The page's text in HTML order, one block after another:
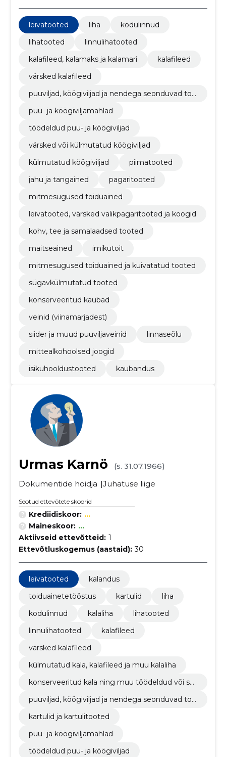
leivatooted liha
kodulinnud
lihatooted
linnulihatooted
kalafileed, kalamaks ja kalamari
kalafileed
värsked kalafileed
puuviljad, köögiviljad ja nendega seonduvad too
puu- ja köögiviljamahlad
töödeldud puu- ja köögiviljad
värsked või külmutatud köögiviljad
külmutatud köögiviljad
piimatooted
jahu ja tangained
pagaritooted
mitmesugused toiduained
leivatooted, värsked valikpagaritooted ja koogid
kohv, tee ja samalaadsed tooted
maitseained
imikutoit
mitmesugused toiduained ja kuivatatud tooted
sügavkülmutatud tooted
konserveeritud kaubad
veinid (viinamarjadest)
siider ja muud puuviljaveinid
linnaseõlu
mittealkohoolsed joogid
isikuhooldustooted
kaubandus
Urmas Karnö
(s. 31.07.1966)
Dokumentide hoidja
Juhatuse liige
Seotud ettevõtete skoorid
Krediidiskoor: ...
Maineskoor: ...
Aktiivseid ettevõtteid: 1
Ettevõtluskogemus (aastaid): 30
leivatooted
kalandus
toiduainetetööstus
kartulid
liha
kodulinnud
kalaliha
lihatooted
linnulihatooted
kalafileed
värsked kalafileed
külmutatud kala, kalafileed ja muu kalaliha
konserveeritud kala ning muu töödeldud või säil
puuviljad, köögiviljad ja nendega seonduvad too
kartulid ja kartulitooted
puu- ja köögiviljamahlad
töödeldud puu- ja köögiviljad